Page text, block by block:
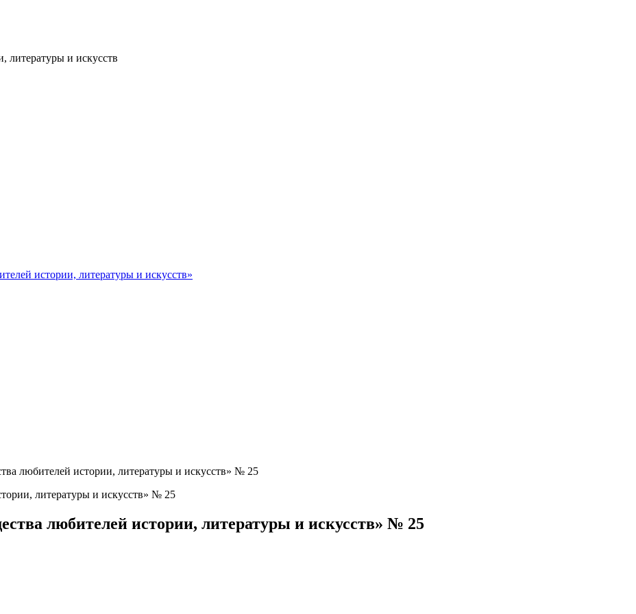
литературы и искусств
истории, литературы и искусств»
любителей истории, литературы и искусств» № 25
любителей истории, литературы и искусств» № 25